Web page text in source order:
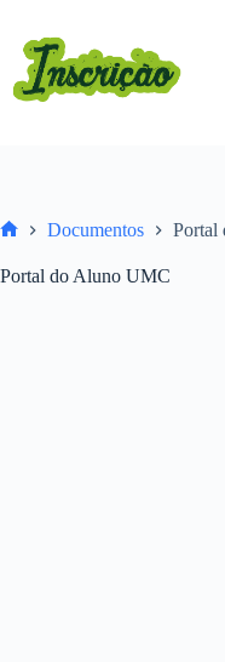
conteúdo
Documentos Portal
Portal do Aluno UMC